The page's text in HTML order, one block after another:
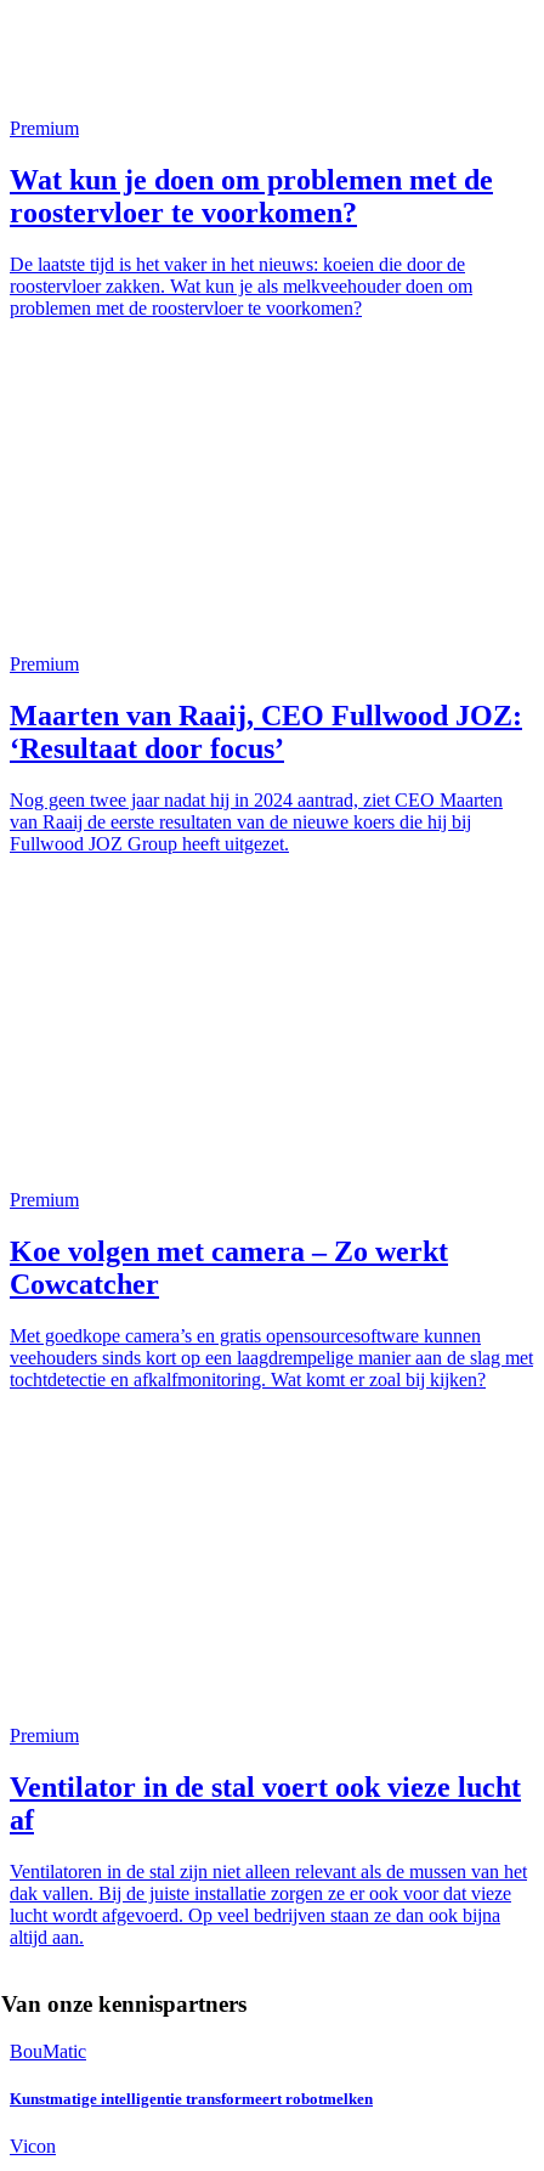
Premium
Wat kun je doen om problemen met de
roostervloer te voorkomen?
De laatste tijd is het vaker in het nieuws: koeien die door de
roostervloer zakken. Wat kun je als melkveehouder doen om
problemen met de roostervloer te voorkomen?
Premium
Maarten van Raaij, CEO Fullwood JOZ:
‘Resultaat door focus’
Nog geen twee jaar nadat hij in 2024 aantrad, ziet CEO Maarten
van Raaij de eerste resultaten van de nieuwe koers die hij bij
Fullwood JOZ Group heeft uitgezet.
Premium
Koe volgen met camera – Zo werkt
Cowcatcher
Met goedkope camera’s en gratis opensourcesoftware kunnen
veehouders sinds kort op een laagdrempelige manier aan de slag met
tochtdetectie en afkalfmonitoring. Wat komt er zoal bij kijken?
Premium
Ventilator in de stal voert ook vieze lucht
af
Ventilatoren in de stal zijn niet alleen relevant als de mussen van het
dak vallen. Bij de juiste installatie zorgen ze er ook voor dat vieze
lucht wordt afgevoerd. Op veel bedrijven staan ze dan ook bijna
altijd aan.
Van onze kennispartners
BouMatic
Kunstmatige intelligentie transformeert robotmelken
Vicon